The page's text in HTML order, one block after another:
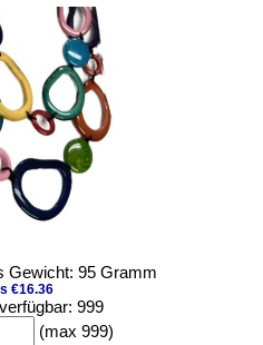
Gewicht: 95 Gramm
€16.36
999
(max 999)